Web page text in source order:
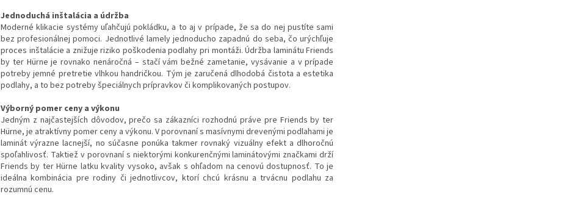
Jednoduchá inštalácia a údržba
Moderné klikacie systémy uľahčujú pokládku, a to aj v prípade, že sa do nej pustíte sami
bez profesionálnej pomoci. Jednotlivé lamely jednoducho zapadnú do seba, čo urýchľuje
proces inštalácie a znižuje riziko poškodenia podlahy pri montáži. Údržba laminátu Friends
by ter Hürne je rovnako nenáročná – stačí vám bežné zametanie, vysávanie a v prípade
potreby jemné pretretie vlhkou handričkou. Tým je zaručená dlhodobá čistota a estetika
podlahy, a to bez potreby špeciálnych prípravkov či komplikovaných postupov.
Výborný pomer ceny a výkonu
Jedným z najčastejších dôvodov, prečo sa zákazníci rozhodnú práve pre Friends by ter
Hürne, je atraktívny pomer ceny a výkonu. V porovnaní s masívnymi drevenými podlahami je
laminát výrazne lacnejší, no súčasne ponúka takmer rovnaký vizuálny efekt a dlhoročnú
spoľahlivosť. Taktiež v porovnaní s niektorými konkurenčnými laminátovými značkami drží
Friends by ter Hürne latku kvality vysoko, avšak s ohľadom na cenovú dostupnosť. To je
ideálna kombinácia pre rodiny či jednotlivcov, ktorí chcú krásnu a trvácnu podlahu za
rozumnú cenu.